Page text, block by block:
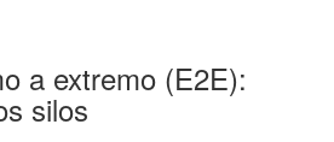
a extremo (E2E):
silos